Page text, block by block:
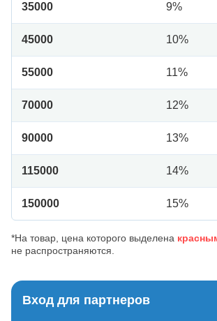
35000 9%
45000 10%
55000 11%
70000 12%
90000 13%
115000 14%
150000 15%
*На товар, цена которого выделена
не распространяются.
Вход для партнеров